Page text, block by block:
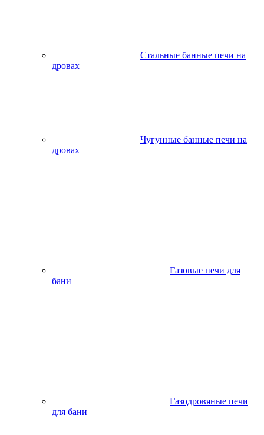
Стальные банные печи на
дровах
Чугунные банные печи на
дровах
Газовые печи для
бани
Газодровяные печи
для бани